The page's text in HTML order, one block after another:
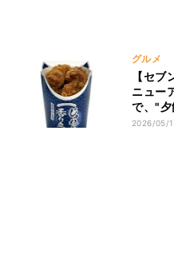
グルメ
【セ
ニュー
で、"
2026/05/